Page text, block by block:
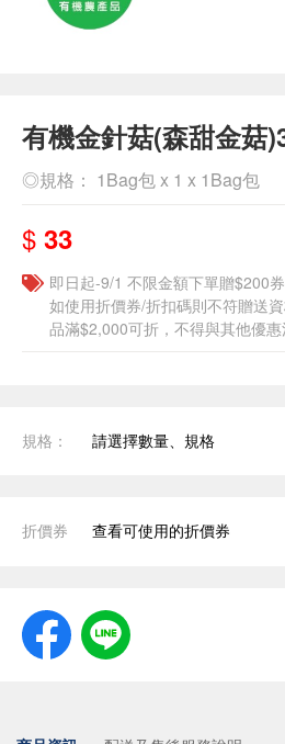
有機金針菇(森甜金菇
◎規格： 1Bag包 x 1 x 1Bag包
$ 33
即日起-9/1 不限金額下單贈$200
如使用折價券/折扣碼則不符贈送
品滿$2,000可折，不得與其他優
規格： 請選擇數量、規格
折價券 查看可使用的折價券